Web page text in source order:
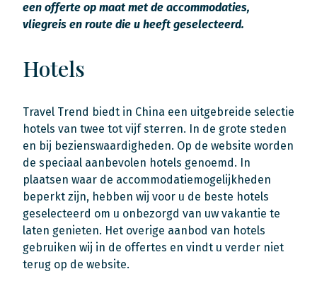
een offerte op maat met de accommodaties,
vliegreis en route die u heeft geselecteerd.
Hotels
Travel Trend biedt in China een uitgebreide selectie
hotels van twee tot vijf sterren. In de grote steden
en bij bezienswaardigheden. Op de website worden
de speciaal aanbevolen hotels genoemd. In
plaatsen waar de accommodatiemogelijkheden
beperkt zijn, hebben wij voor u de beste hotels
geselecteerd om u onbezorgd van uw vakantie te
laten genieten. Het overige aanbod van hotels
gebruiken wij in de offertes en vindt u verder niet
terug op de website.